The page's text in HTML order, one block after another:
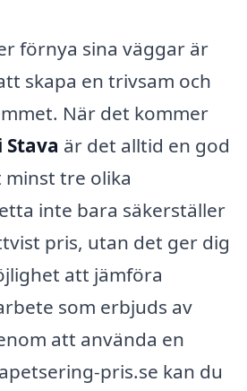
förnya sina väggar är
skapa en trivsam och
När det kommer
är det alltid en god
tre olika
inte bara säkerställer
pris, utan det ger dig
att jämföra
som erbjuds av
att använda en
pris.se kan du